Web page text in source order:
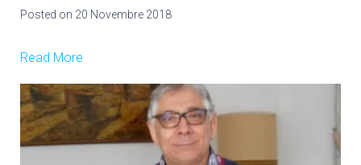
Posted on 20 Novembre 2018
Read More